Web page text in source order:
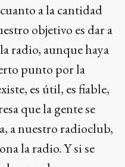
a la cantidad
objetivo es dar a
radio, aunque haya
punto por la
es útil, es fiable,
que la gente se
a nuestro radioclub,
la radio. Y si se